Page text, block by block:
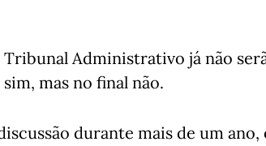
Administrativo já não
mas no final não.
durante mais de um